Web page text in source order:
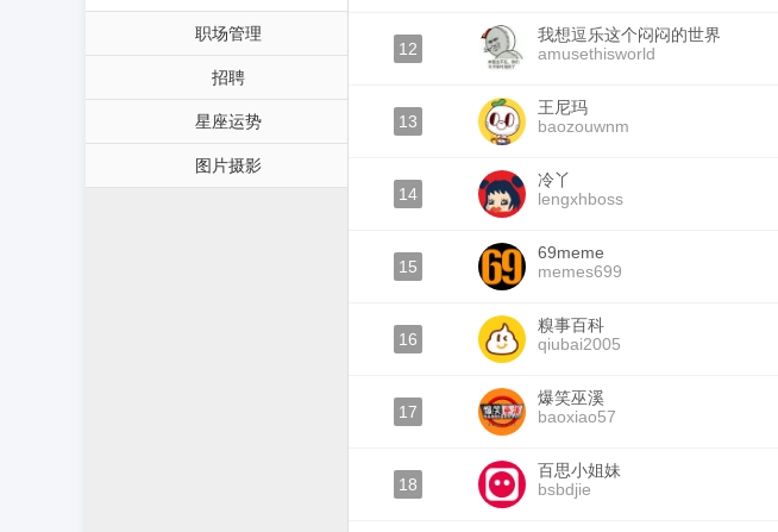
职场管理
招聘
星座运势
图片摄影
12
我想逗乐这个闷闷的世界
amusethisworld
13
王尼玛
baozouwnm
14
冷丫
lengxhboss
15
69meme
memes699
16
糗事百科
qiubai2005
17
爆笑巫溪
baoxiao57
18
百思小姐妹
bsbdjie